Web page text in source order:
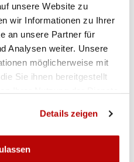
unsere Website zu
wir Informationen zu Ihrer
an unsere Partner für
Analysen weiter. Unsere
möglicherweise mit
Sie ihnen bereitgestellt
Details zeigen